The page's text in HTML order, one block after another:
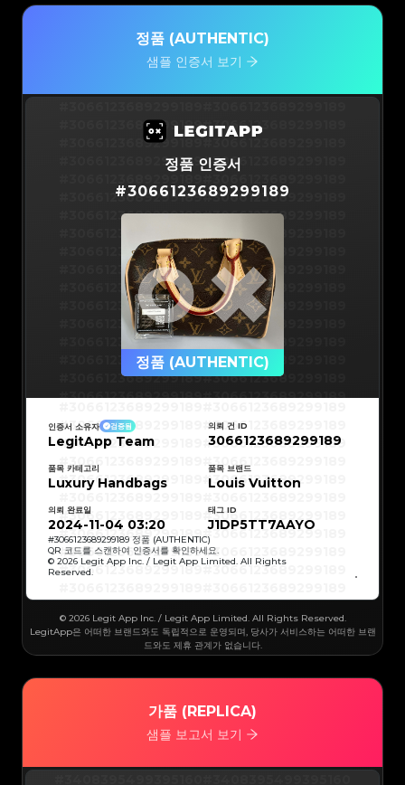
정품 (AUTHENTIC)
샘플 인증서 보기
#3066123689299189#3066123689299189
#3066123689299189#3066123689299189
#3066123689299189#3066123689299189
#3066123689299189#3066123689299189
#3066123689299189#3066123689299189
#3066123689299189#3066123689299189
#3066123689299189#3066123689299189
#3066123689299189#3066123689299189
#3066123689299189#3066123689299189
#3066123689299189#3066123689299189
#3066123689299189#3066123689299189
#3066123689299189#3066123689299189
#3066123689299189#3066123689299189
#3066123689299189#3066123689299189
#3066123689299189
#3066123689299189
#3066123689299189
#3066123689299189
#3066123689299189
#3066123689299189
#3066123689299189
#3066123689299189
#3066123689299189
#3066123689299189
#3066123689299189
#3066123689299189
#3066123689299189#3066123689299189
#3066123689299189#3066123689299189
#3066123689299189
#3066123689299189#3066123689299189
#3066123689299189#3066123689299189
#3066123689299189#3066123689299189
#3066123689299189#3066123689299189
#3066123689299189#3066123689299189
#3066123689299189#3066123689299189
정품 인증서
#3066123689299189
정품 (AUTHENTIC)
#3066123689299189
#3066123689299189
#3066123689299189
#3066123689299189
#3066123689299189
#3066123689299189
#3066123689299189
#3066123689299189
#3066123689299189
#3066123689299189
#3066123689299189#3066123689299189
#3066123689299189#3066123689299189
#3066123689299189#3066123689299189
#3066123689299189#3066123689299189
#3066123689299189#3066123689299189
#3066123689299189#3066123689299189
#3066123689299189#3066123689299189
#3066123689299189#3066123689299189
#3066123689299189#3066123689299189
#3066123689299189#3066123689299189
#3066123689299189#3066123689299189
인증서 소유자 검증됨
LegitApp Team
의뢰 건 ID
3066123689299189
품목 카테고리
Luxury Handbags
품목 브랜드
Louis Vuitton
의뢰 완료일
2024-11-04 03:20
태그 ID
J1DP5TT7AAYO
#3066123689299189 정품 (AUTHENTIC)
QR 코드를 스캔하여 인증서를 확인하세요.
© 2026 Legit App Inc. / Legit App Limited. All Rights
Reserved.
© 2026 Legit App Inc. / Legit App Limited. All Rights Reserved.
LegitApp은 어떠한 브랜드와도 독립적으로 운영되며, 당사가 서비스하는 어떠한 브랜
드와도 제휴 관계가 없습니다.
가품 (REPLICA)
샘플 보고서 보기